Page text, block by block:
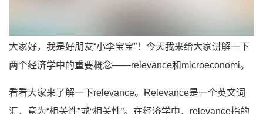
大家好，我是好朋友“小李宝宝”！今天我来给大家讲解一下
两个经济学中的重要概念——relevance和microeconomi。
看看大家来了解一下relevance。Relevance是一个英文词
汇，意为“相关性”或“相关性”。在经济学中，relevance指的